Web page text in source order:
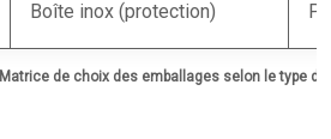
Matrice de choix des emballages selon le type
Boîte inox (protection)